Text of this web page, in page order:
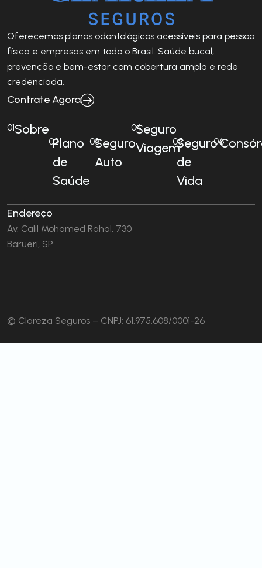
Oferecemos planos odontológicos acessíveis para pessoa
física e empresas em todo o Brasil. Saúde bucal,
prevenção e bem-estar com cobertura ampla e rede
credenciada.
Contrate Agora
01Sobre
02Plano
de
Saúde
03Seguro
Auto
04Seguro
Viagem
05Seguro
de
Vida
06
Endereço
Av. Calil Mohamed Rahal, 730
Barueri, SP
© Clareza Seguros – CNPJ: 61.975.608/0001-26